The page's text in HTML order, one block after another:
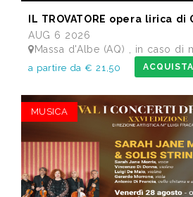
IL TROVATORE opera lirica
AUG 6 2026
Massa d'Albe (AQ) , in caso di maltempo Teatro dei Marsi
a partire da € 21,50 ACQUISTA
MUSICA